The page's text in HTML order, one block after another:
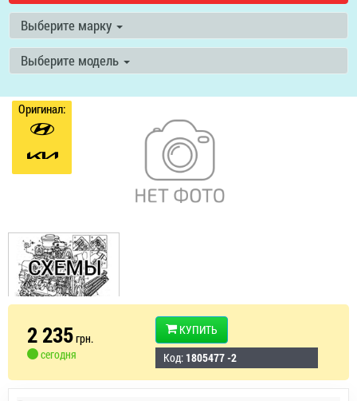
Выберите марку
Выберите модель
Оригинал:
2 235грн.
сегодня
КУПИТЬ
Код: 1805477 -2